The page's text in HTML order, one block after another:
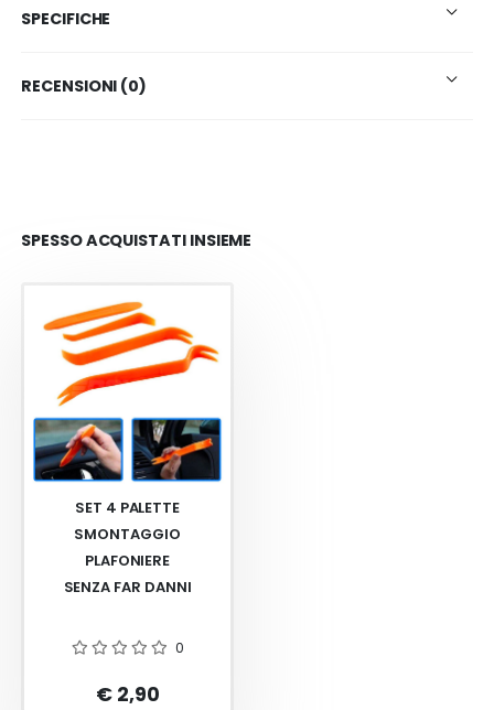
SPECIFICHE
RECENSIONI (0)
SPESSO ACQUISTATI INSIEME
SET 4 PALETTE
SMONTAGGIO
PLAFONIERE
SENZA FAR DANNI
0
€ 2,90